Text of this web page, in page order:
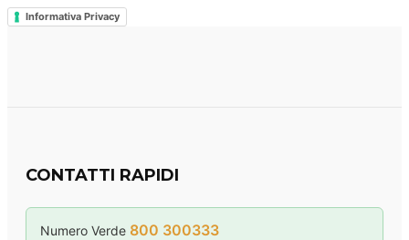
Informativa Privacy
CONTATTI RAPIDI
Numero Verde 800 300333